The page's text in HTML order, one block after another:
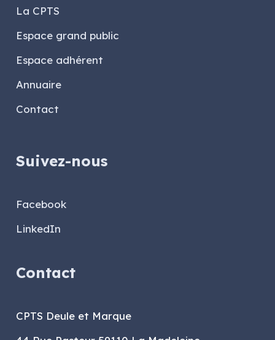
La CPTS
Espace grand public
Espace adhérent
Annuaire
Contact
Suivez-nous
Facebook
LinkedIn
Contact
CPTS Deule et Marque